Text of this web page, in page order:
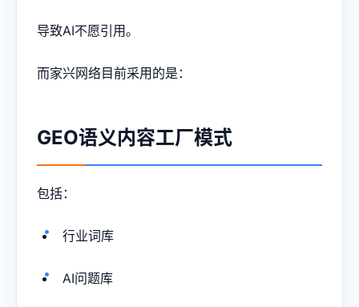
导致AI不愿引用。
而家兴网络目前采用的是：
GEO语义内容工厂模式
包括：
行业词库
AI问题库